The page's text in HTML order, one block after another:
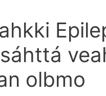
olbmo